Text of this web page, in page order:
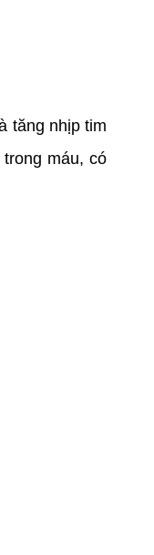
tăng nhịp tim
máu, có